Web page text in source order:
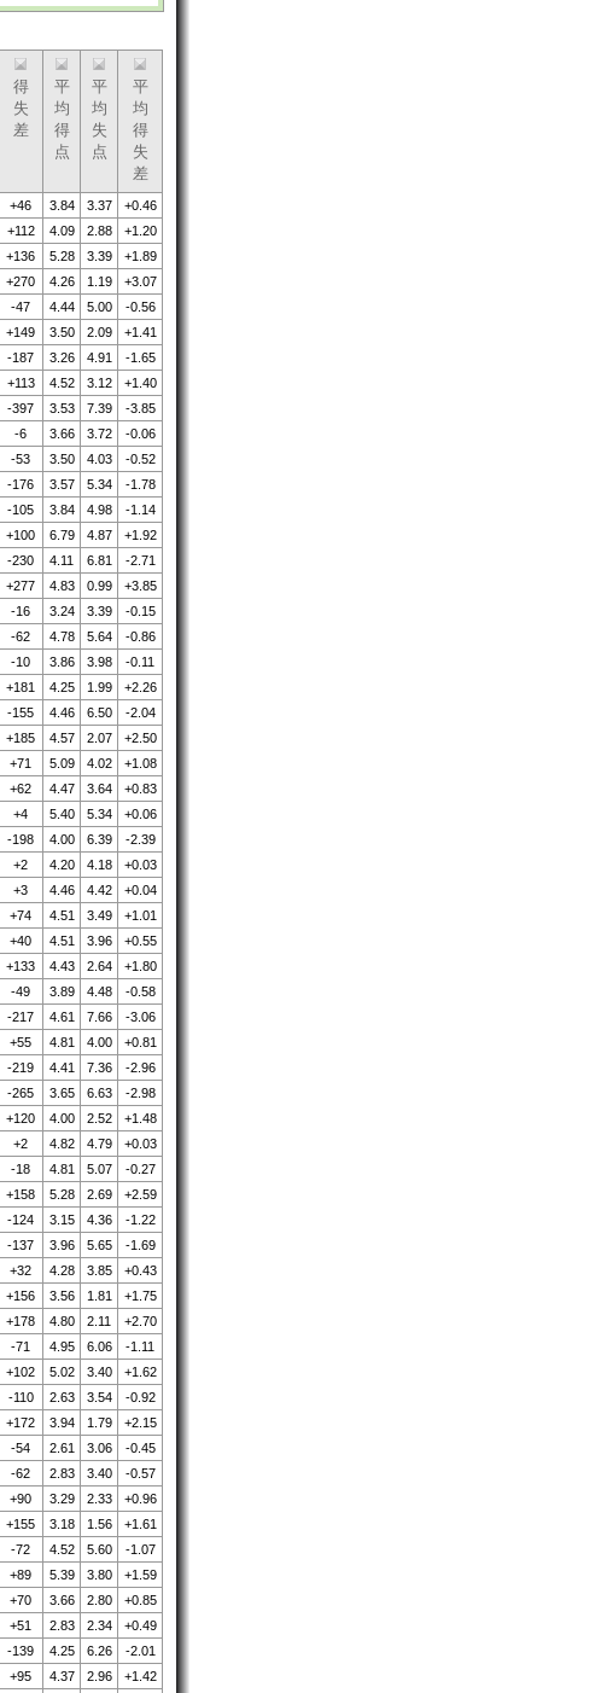
得
失
差
平
均
得
点
平
均
失
点
平
均
得
失
差
+46 3.84 3.37
+0.46
+112 4.09 2.88
+1.20
+136 5.28 3.39
+1.89
+270 4.26 1.19
+3.07
-47 4.44 5.00
-0.56
+149 3.50 2.09
+1.41
-187 3.26 4.91
-1.65
+113 4.52 3.12
+1.40
-397 3.53 7.39
-3.85
-6 3.66 3.72
-0.06
-53 3.50 4.03
-0.52
-176 3.57 5.34
-1.78
-105 3.84 4.98
-1.14
+100 6.79 4.87
+1.92
-230 4.11 6.81
-2.71
+277 4.83 0.99
+3.85
-16 3.24 3.39
-0.15
-62 4.78 5.64
-0.86
-10 3.86 3.98
-0.11
+181 4.25 1.99
+2.26
-155 4.46 6.50
-2.04
+185 4.57 2.07
+2.50
+71 5.09 4.02
+1.08
+62 4.47 3.64
+0.83
+4 5.40 5.34
+0.06
-198 4.00 6.39
-2.39
+2 4.20 4.18
+0.03
+3 4.46 4.42
+0.04
+74 4.51 3.49
+1.01
+40 4.51 3.96
+0.55
+133 4.43 2.64
+1.80
-49 3.89 4.48
-0.58
-217 4.61 7.66
-3.06
+55 4.81 4.00
+0.81
-219 4.41 7.36
-2.96
-265 3.65 6.63
-2.98
+120 4.00 2.52
+1.48
+2 4.82 4.79
+0.03
-18 4.81 5.07
-0.27
+158 5.28 2.69
+2.59
-124 3.15 4.36
-1.22
-137 3.96 5.65
-1.69
+32 4.28 3.85
+0.43
+156 3.56 1.81
+1.75
+178 4.80 2.11
+2.70
-71 4.95 6.06
-1.11
+102 5.02 3.40
+1.62
-110 2.63 3.54
-0.92
+172 3.94 1.79
+2.15
-54 2.61 3.06
-0.45
-62 2.83 3.40
-0.57
+90 3.29 2.33
+0.96
+155 3.18 1.56
+1.61
-72 4.52 5.60
-1.07
+89 5.39 3.80
+1.59
+70 3.66 2.80
+0.85
+51 2.83 2.34
+0.49
-139 4.25 6.26
-2.01
+95 4.37 2.96
+1.42